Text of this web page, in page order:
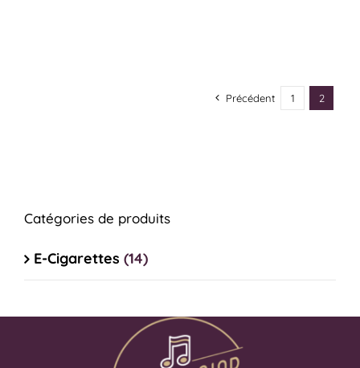
Précédent 1 2
Catégories de produits
E-Cigarettes (14)